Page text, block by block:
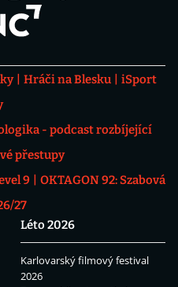
Hráči na Blesku
iSport
- podcast rozbíjející
přestupy
9
OKTAGON 92: Szabová
27
Léto 2026
Karlovarský filmový festival
2026